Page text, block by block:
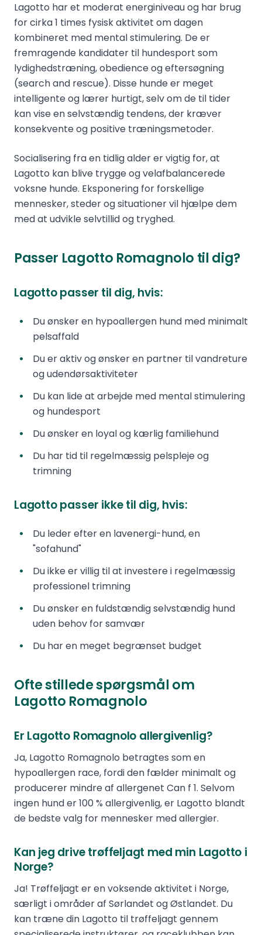
Lagotto har et moderat energiniveau og har brug
for cirka 1 times fysisk aktivitet om dagen
kombineret med mental stimulering. De er
fremragende kandidater til hundesport som
lydighedstræning, obedience og eftersøgning
(search and rescue). Disse hunde er meget
intelligente og lærer hurtigt, selv om de til tider
kan vise en selvstændig tendens, der kræver
konsekvente og positive træningsmetoder.
Socialisering fra en tidlig alder er vigtig for, at
Lagotto kan blive trygge og velafbalancerede
voksne hunde. Eksponering for forskellige
mennesker, steder og situationer vil hjælpe dem
med at udvikle selvtillid og tryghed.
Passer Lagotto Romagnolo til dig?
Lagotto passer til dig, hvis:
Du ønsker en hypoallergen hund med minimalt
pelsaffald
Du er aktiv og ønsker en partner til vandreture
og udendørsaktiviteter
Du kan lide at arbejde med mental stimulering
og hundesport
Du ønsker en loyal og kærlig familiehund
Du har tid til regelmæssig pelspleje og
trimning
Lagotto passer ikke til dig, hvis:
Du leder efter en lavenergi-hund, en
"sofahund"
Du ikke er villig til at investere i regelmæssig
professionel trimning
Du ønsker en fuldstændig selvstændig hund
uden behov for samvær
Du har en meget begrænset budget
Ofte stillede spørgsmål om
Lagotto Romagnolo
Er Lagotto Romagnolo allergivenlig?
Ja, Lagotto Romagnolo betragtes som en
hypoallergen race, fordi den fælder minimalt og
producerer mindre af allergenet Can f 1. Selvom
ingen hund er 100 % allergivenlig, er Lagotto blandt
de bedste valg for mennesker med allergier.
Kan jeg drive trøffeljagt med min Lagotto i
Norge?
Ja! Trøffeljagt er en voksende aktivitet i Norge,
særligt i områder af Sørlandet og Østlandet. Du
kan træne din Lagotto til trøffeljagt gennem